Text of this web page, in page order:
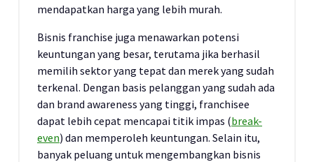
mendapatkan harga yang lebih murah.
Bisnis franchise juga menawarkan potensi
keuntungan yang besar, terutama jika berhasil
memilih sektor yang tepat dan merek yang sudah
terkenal. Dengan basis pelanggan yang sudah ada
dan brand awareness yang tinggi, franchisee
dapat lebih cepat mencapai titik impas (break-
even) dan memperoleh keuntungan. Selain itu,
banyak peluang untuk mengembangkan bisnis